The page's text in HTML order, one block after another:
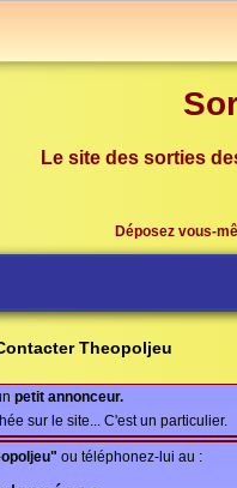
Le site des sorties
Déposez vous-
Theopoljeu
petit annonceur.
sur le site... C'est un particulier.
ou téléphonez-lui au :